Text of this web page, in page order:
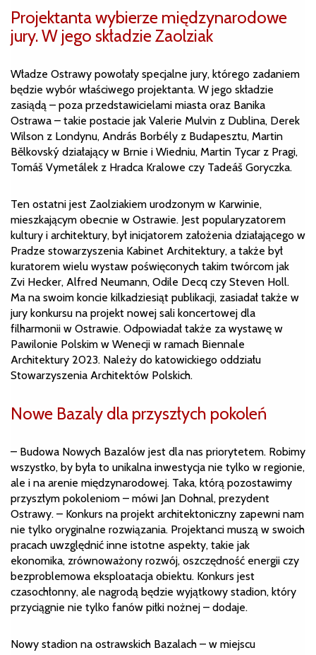
Projektanta wybierze międzynarodowe
jury. W jego składzie Zaolziak
Władze Ostrawy powołały specjalne jury, którego zadaniem
będzie wybór właściwego projektanta. W jego składzie
zasiądą – poza przedstawicielami miasta oraz Banika
Ostrawa – takie postacie jak Valerie Mulvin z Dublina, Derek
Wilson z Londynu, András Borbély z Budapesztu, Martin
Bělkovský działający w Brnie i Wiedniu, Martin Tycar z Pragi,
Tomáš Vymetálek z Hradca Kralowe czy Tadeáš Goryczka.
Ten ostatni jest Zaolziakiem urodzonym w Karwinie,
mieszkającym obecnie w Ostrawie. Jest popularyzatorem
kultury i architektury, był inicjatorem założenia działającego w
Pradze stowarzyszenia Kabinet Architektury, a także był
kuratorem wielu wystaw poświęconych takim twórcom jak
Zvi Hecker, Alfred Neumann, Odile Decq czy Steven Holl.
Ma na swoim koncie kilkadziesiąt publikacji, zasiadał także w
jury konkursu na projekt nowej sali koncertowej dla
filharmonii w Ostrawie. Odpowiadał także za wystawę w
Pawilonie Polskim w Wenecji w ramach Biennale
Architektury 2023. Należy do katowickiego oddziału
Stowarzyszenia Architektów Polskich.
Nowe Bazaly dla przyszłych pokoleń
– Budowa Nowych Bazalów jest dla nas priorytetem. Robimy
wszystko, by była to unikalna inwestycja nie tylko w regionie,
ale i na arenie międzynarodowej. Taka, którą pozostawimy
przyszłym pokoleniom – mówi Jan Dohnal, prezydent
Ostrawy. – Konkurs na projekt architektoniczny zapewni nam
nie tylko oryginalne rozwiązania. Projektanci muszą w swoich
pracach uwzględnić inne istotne aspekty, takie jak
ekonomika, zrównoważony rozwój, oszczędność energii czy
bezproblemowa eksploatacja obiektu. Konkurs jest
czasochłonny, ale nagrodą będzie wyjątkowy stadion, który
przyciągnie nie tylko fanów piłki nożnej – dodaje.
Nowy stadion na ostrawskich Bazalach – w miejscu